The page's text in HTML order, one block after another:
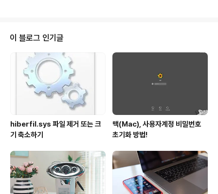
같은 게임을 즐기는 분들이라면, 왜 이렇게 말하는지 쉽게
짐작이 되실 텐데요. 단순히 2채널로 소리가 들어올 때와
는 달리 공간감이 높아지며 특정 소리의 방향성까지 잡는
데 유리함이 있다 보니 이런 기능을 갖춘 게이밍 기어에 대
한 니즈는 점점 커지는 모습입니다. 그 중심에 로지텍 G43
0이 있다 할 텐..
이 블로그 인기글
hiberfil.sys 파일 제거 또는 크
기 축소하기
맥(Mac), 사용자계정 비밀번호
초기화 방법!